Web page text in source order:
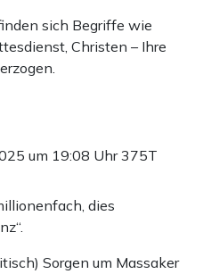
sich Begriffe wie
Christen – Ihre
um 19:08 Uhr375T
dies
Sorgen um Massaker